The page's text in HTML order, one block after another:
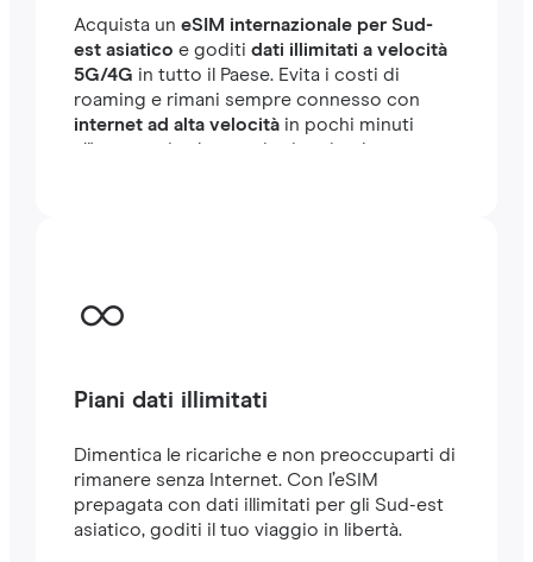
Acquista un eSIM internazionale per Sud-
est asiatico e goditi dati illimitati a velocità
5G/4G in tutto il Paese. Evita i costi di
roaming e rimani sempre connesso con
internet ad alta velocitàin pochi minuti
all'estero, sia che tu stia viaggiando o
Piani dati illimitati
Dimentica le ricariche e non preoccuparti di
rimanere senza Internet. Con l’eSIM
prepagata con dati illimitati per gli Sud-est
asiatico, goditi il tuo viaggio in libertà.